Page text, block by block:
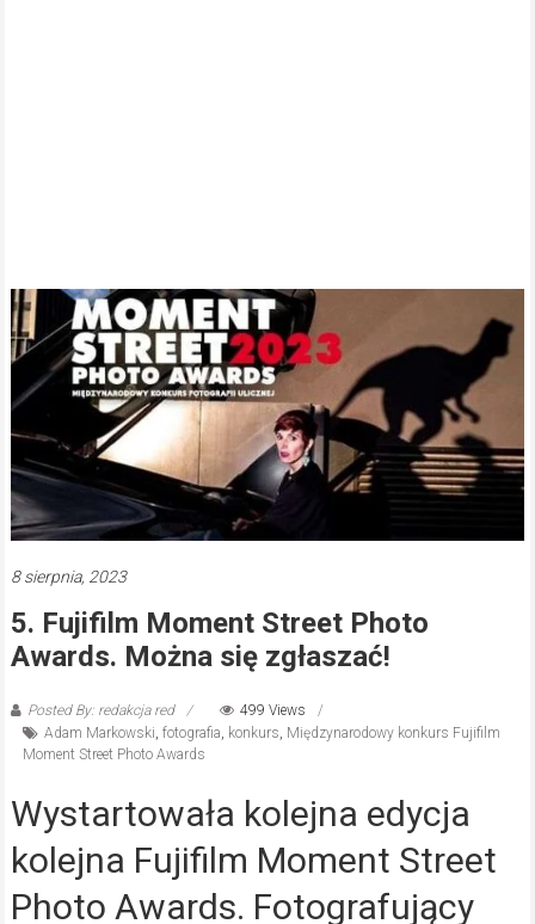
8 sierpnia, 2023
5. Fujifilm Moment Street Photo
Awards. Można się zgłaszać!
Posted By: redakcja red
499 Views
Adam Markowski fotografia konkurs Międzynarodowy konkurs Fujifilm
Moment Street Photo Awards
Wystartowała kolejna edycja
kolejna Fujifilm Moment Street
Photo Awards. Fotografujący